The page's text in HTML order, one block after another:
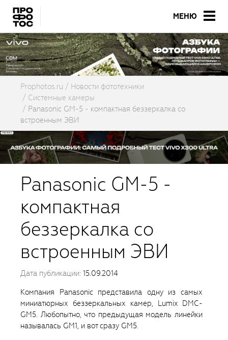
МЕНЮ
Prophotos.ru
Новости фототехники
Системные камеры
Panasonic GM-5 - компактная беззеркалка со
встроенным ЭВИ
Panasonic GM-5 -
компактная
беззеркалка со
встроенным ЭВИ
Дата публикации: 15.09.2014
Компания Panasonic представила одну из самых
миниатюрных беззеркальных камер, Lumix DMC-
GM5. Любопытно, что предыдущая модель линейки
называлась GM1, и вот сразу GM5.